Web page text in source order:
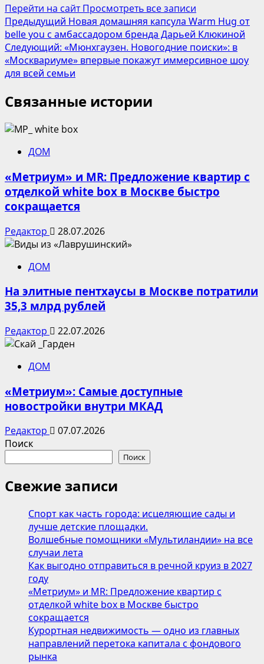
Перейти на сайтПросмотреть все записи
Навигация
записи
Предыдущий Новая домашняя капсула Warm Hug от
belle you c амбассадором бренда Дарьей Клюкиной
Следующий: «Мюнхгаузен. Новогодние поиски»: в
«Москвариуме» впервые покажут иммерсивное шоу
для всей семьи
Связанные истории
ДОМ
«Метриум» и MR: Предложение квартир с
отделкой white box в Москве быстро
сокращается
Редактор 28.07.2026
ДОМ
На элитные пентхаусы в Москве потратили
35,3 млрд рублей
Редактор 22.07.2026
ДОМ
«Метриум»: Самые доступные
новостройки внутри МКАД
Редактор
07.07.2026
Поиск
Поиск
Свежие записи
Спорт как часть города: исцеляющие сады и
лучше детские площадки.
Волшебные помощники «Мультиландии» на все
случаи лета
Как выгодно отправиться в речной круиз в 2027
году
«Метриум» и MR: Предложение квартир с
отделкой white box в Москве быстро
сокращается
Курортная недвижимость — одно из главных
направлений перетока капитала с фондового
рынка